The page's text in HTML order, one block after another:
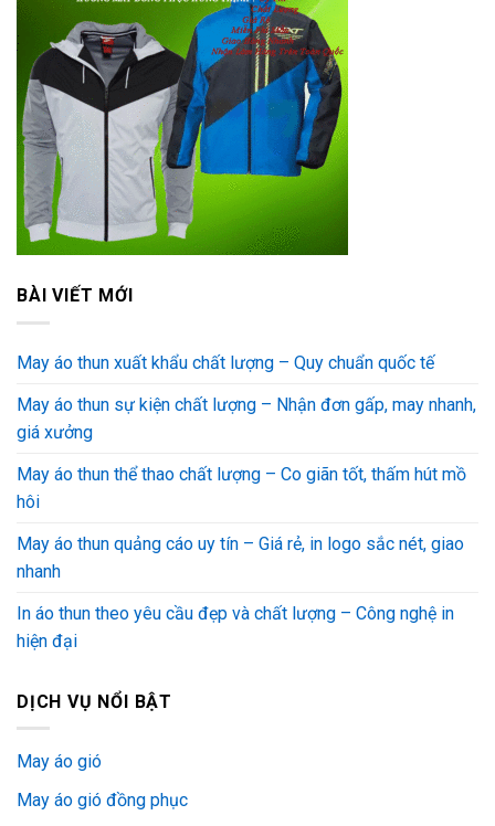
BÀI VIẾT MỚI
May áo thun xuất khẩu chất lượng – Quy chuẩn quốc tế
May áo thun sự kiện chất lượng – Nhận đơn gấp, may nhanh,
giá xưởng
May áo thun thể thao chất lượng – Co giãn tốt, thấm hút mồ
hôi
May áo thun quảng cáo uy tín – Giá rẻ, in logo sắc nét, giao
nhanh
In áo thun theo yêu cầu đẹp và chất lượng – Công nghệ in
hiện đại
DỊCH VỤ NỔI BẬT
May áo gió
May áo gió đồng phục